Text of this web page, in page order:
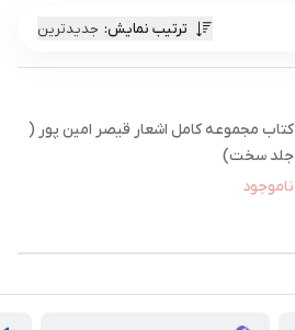
ترتیب نمایش: جدیدترین
کتاب مجموعه کامل اشعار قیصر امین پور (
جلد سخت)
ناموجود